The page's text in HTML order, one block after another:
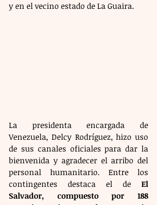
y en el vecino estado de La Guaira.
La presidenta encargada de
Venezuela, Delcy Rodríguez, hizo uso
de sus canales oficiales para dar la
bienvenida y agradecer el arribo del
personal humanitario. Entre los
contingentes destaca el de El
Salvador, compuesto por 188